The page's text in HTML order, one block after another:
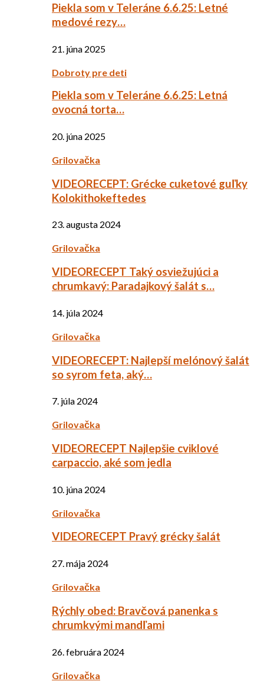
Piekla som v Teleráne 6.6.25: Letné
medové rezy…
21. júna 2025
Dobroty pre deti
Piekla som v Teleráne 6.6.25: Letná
ovocná torta…
20. júna 2025
Grilovačka
VIDEORECEPT: Grécke cuketové guľky
Kolokithokeftedes
23. augusta 2024
Grilovačka
VIDEORECEPT Taký osviežujúci a
chrumkavý: Paradajkový šalát s…
14. júla 2024
Grilovačka
VIDEORECEPT: Najlepší melónový šalát
so syrom feta, aký…
7. júla 2024
Grilovačka
VIDEORECEPT Najlepšie cviklové
carpaccio, aké som jedla
10. júna 2024
Grilovačka
VIDEORECEPT Pravý grécky šalát
27. mája 2024
Grilovačka
Rýchly obed: Bravčová panenka s
chrumkvými mandľami
26. februára 2024
Grilovačka